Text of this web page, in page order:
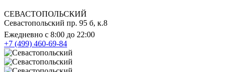
СЕВАСТОПОЛЬСКИЙ
Севастопольский пр. 95 б, к.8
Ежедневно с 8:00 до 22:00
+7 (499) 460-69-84